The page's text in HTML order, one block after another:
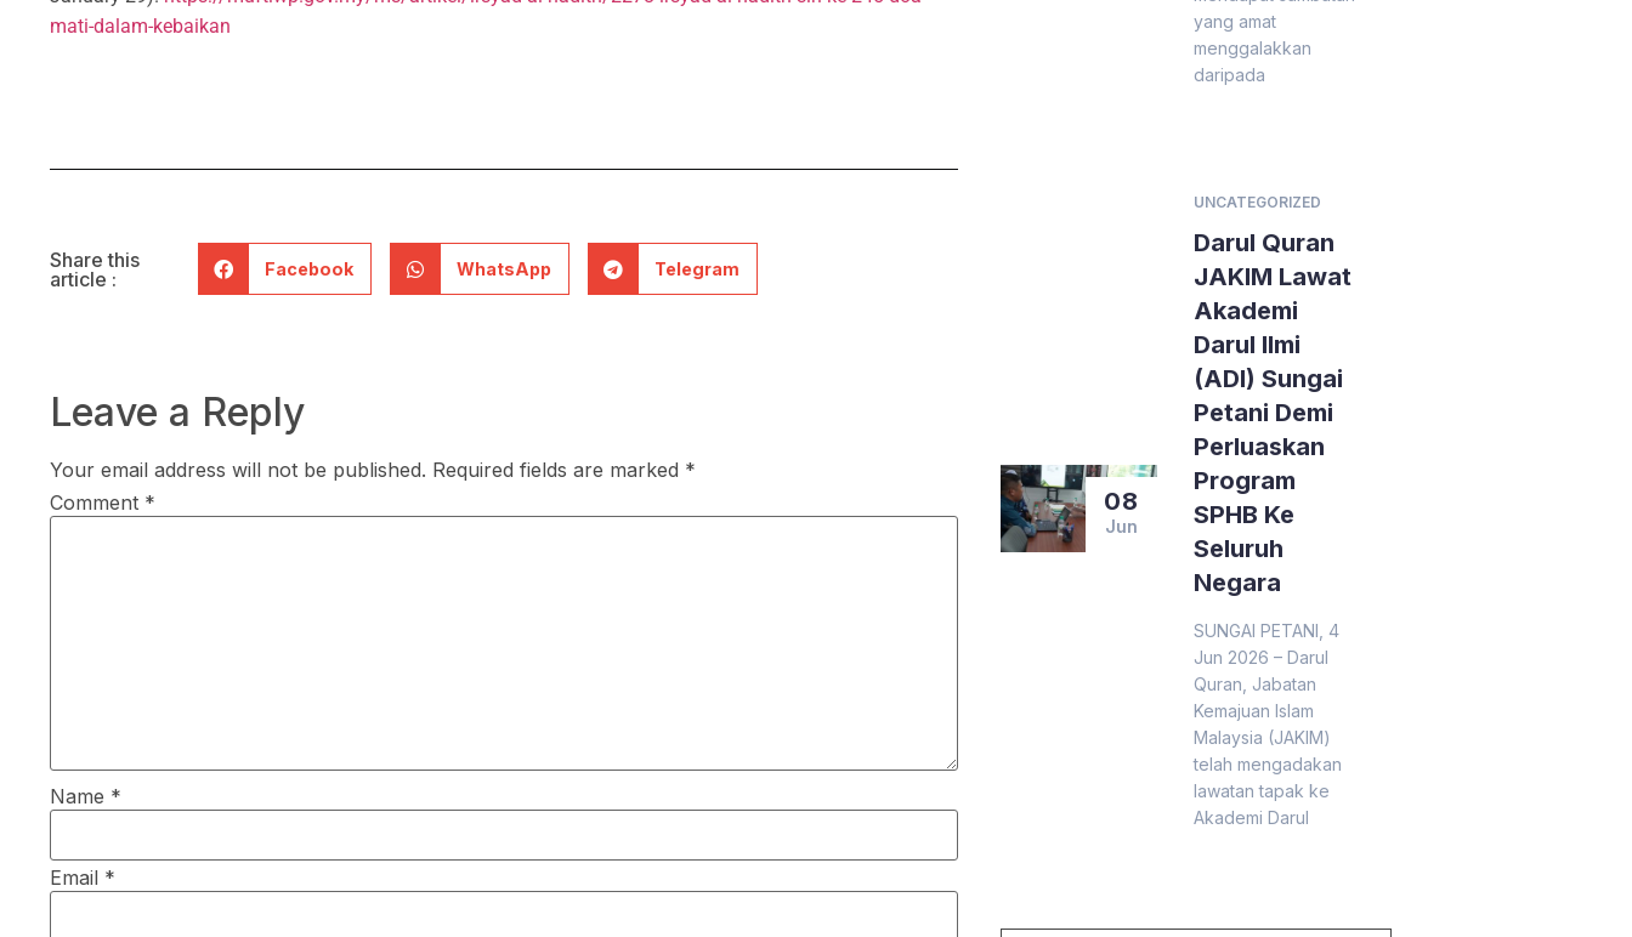
mati-dalam-kebaikan
Share this
article :
Facebook WhatsApp Telegram
Leave a Reply
Your email address will not be published. Required fields are marked *
Comment *
Name *
Email *
yang amat
menggalakkan
daripada
08
Jun
UNCATEGORIZED
Darul Quran
JAKIM Lawat
Akademi
Darul Ilmi
(ADI) Sungai
Petani Demi
Perluaskan
Program
SPHB Ke
Seluruh
Negara
SUNGAI PETANI, 4
Jun 2026 – Darul
Quran, Jabatan
Kemajuan Islam
Malaysia (JAKIM)
telah mengadakan
lawatan tapak ke
Akademi Darul